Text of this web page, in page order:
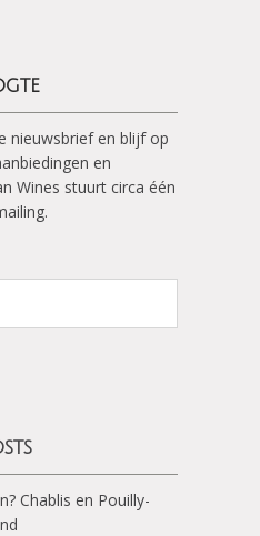
nieuwsbrief en blijf op
en
Wines stuurt circa één
Chablis en Pouilly-